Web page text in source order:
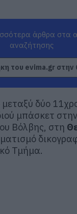
άρθρα στα
αναζήτησης
του evima.gr στην
μεταξύ δύο
μπάσκετ
Βόλβης, στη
Τμήμα.